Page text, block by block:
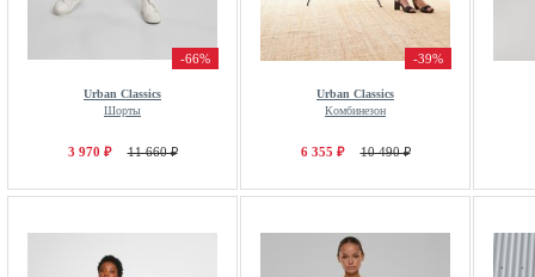
-66%
Urban Classics
Шорты
3 970 ₽ 11 660 ₽
-39%
Urban Classics
Комбинезон
6 355 ₽ 10 490 ₽